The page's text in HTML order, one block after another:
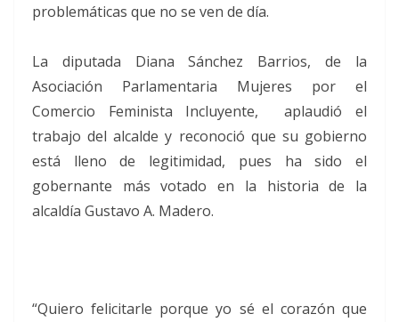
problemáticas que no se ven de día.
La diputada Diana Sánchez Barrios, de la
Asociación Parlamentaria Mujeres por el
Comercio Feminista Incluyente, aplaudió el
trabajo del alcalde y reconoció que su gobierno
está lleno de legitimidad, pues ha sido el
gobernante más votado en la historia de la
alcaldía Gustavo A. Madero.
“Quiero felicitarle porque yo sé el corazón que